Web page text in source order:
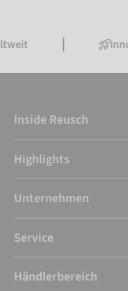
Innovative
Inside Reusch
Highlights
Unternehmen
Service
Händlerbereich